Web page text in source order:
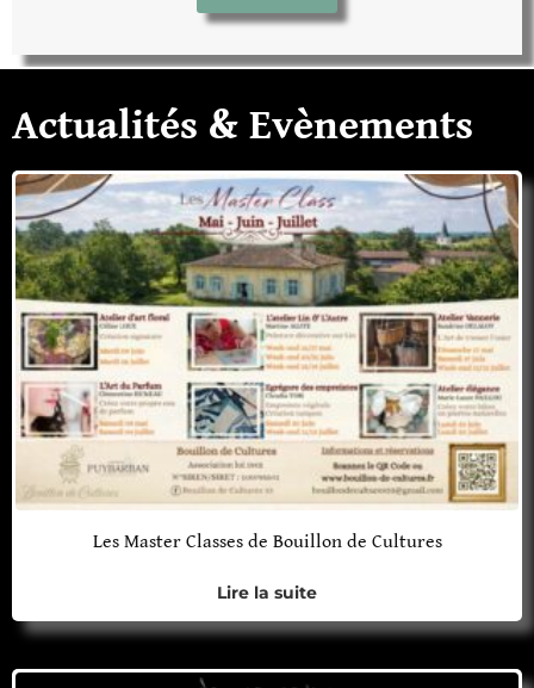
Actualités & Evènements
Les Master Classes de Bouillon de Cultures
Lire la suite